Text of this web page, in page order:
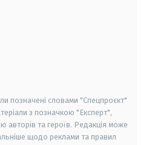
позначені словами "Спецпроєкт"
з позначкою "Експерт",
авторів та героїв. Редакція може
щодо реклами та правил